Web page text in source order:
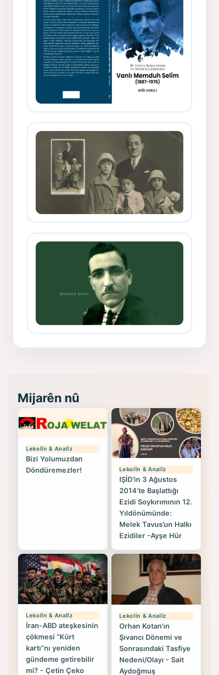
(Hoybun)’un Kuruluş Çalışmaları- 8
Mijarên nû
Lekolîn & Analîz
Bizi Yolumuzdan
Döndüremezler!
Lekolîn & Analîz
IŞİD’in 3 Ağustos
2014’te Başlattığı
Ezidi Soykırımının 12.
Yıldönümünde:
Melek Tavus’un Halkı
Ezidiler -Ayşe Hür
Lekolîn & Analîz
İran-ABD ateşkesinin
çökmesi “Kürt
kartı”nı yeniden
gündeme getirebilir
mi? - Çetin Çeko
Lekolîn & Analîz
Orhan Kotan’ın
Şıvancı Dönemi ve
Sonrasındaki Tasfiye
Nedeni/Olayı - Sait
Aydoğmuş